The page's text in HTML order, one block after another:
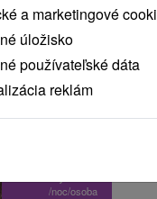
/noc/osoba
a marketingové
úložisko
používateľské dáta
reklám